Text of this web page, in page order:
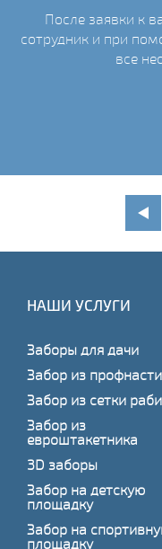
После заявки к
сотрудник и при
все
НАШИ УСЛУГИ
Заборы для дачи
Забор из
Забор из сетки
Забор из
евроштакетника
3D заборы
Забор на детскую
площадку
Забор на
площадку